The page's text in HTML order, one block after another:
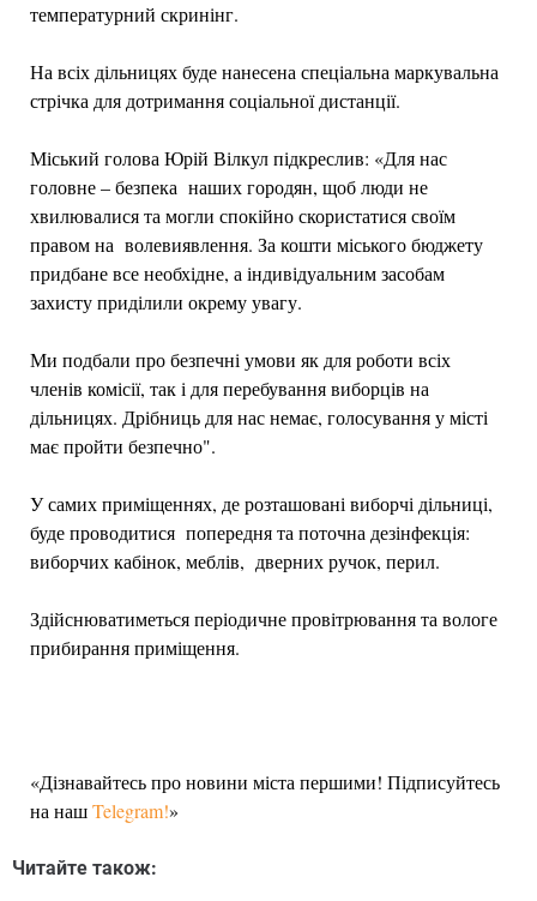
температурний скринінг.
На всіх дільницях буде нанесена спеціальна маркувальна
стрічка для дотримання соціальної дистанції.
Міський голова Юрій Вілкул підкреслив: «Для нас
головне – безпека наших городян, щоб люди не
хвилювалися та могли спокійно скористатися своїм
правом на волевиявлення. За кошти міського бюджету
придбане все необхідне, а індивідуальним засобам
захисту приділили окрему увагу.
Ми подбали про безпечні умови як для роботи всіх
членів комісії, так і для перебування виборців на
дільницях. Дрібниць для нас немає, голосування у місті
має пройти безпечно".
У самих приміщеннях, де розташовані виборчі дільниці,
буде проводитися попередня та поточна дезінфекція:
виборчих кабінок, меблів, дверних ручок, перил.
Здійснюватиметься періодичне провітрювання та вологе
прибирання приміщення.
«Дізнавайтесь про новини міста першими! Підписуйтесь
на нашTelegram!»
Читайте також: